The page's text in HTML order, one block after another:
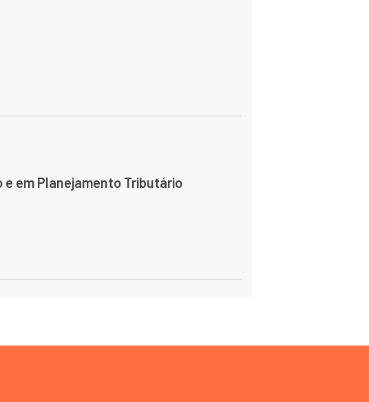
em Planejamento Tributário